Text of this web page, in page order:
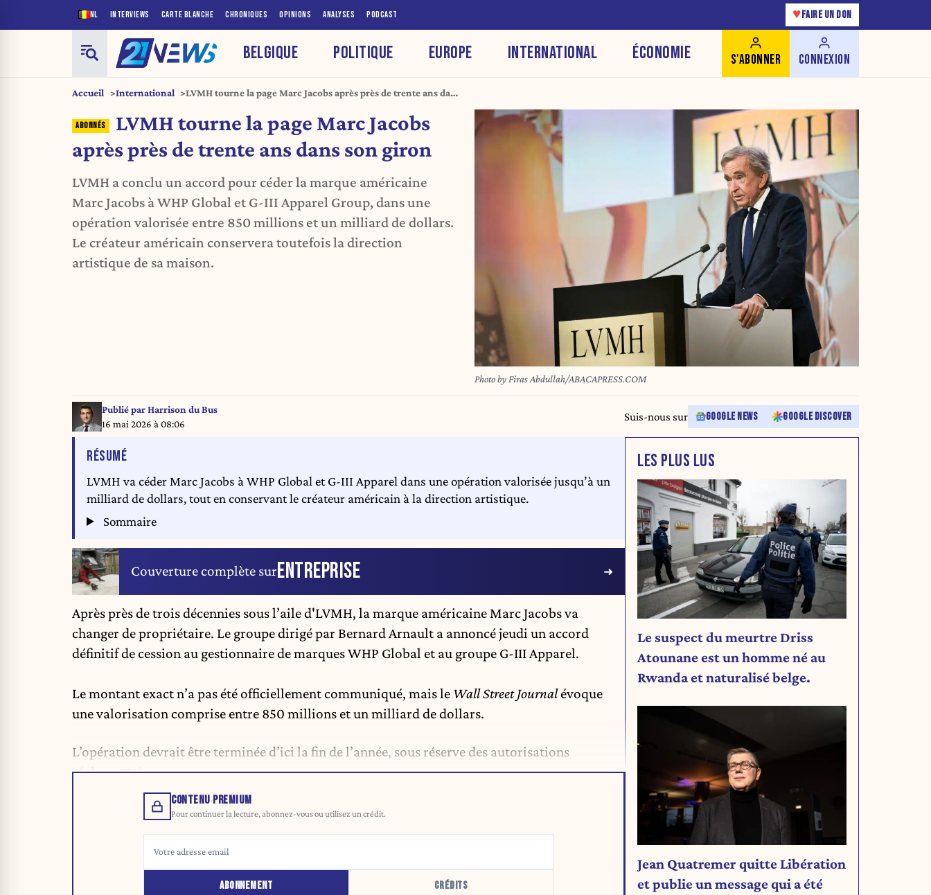
NL INTERVIEWS CARTE BLANCHE CHRONIQUES OPINIONS ANALYSES PODCAST ♥ FAIRE UN DON
BELGIQUE POLITIQUE EUROPE INTERNATIONAL ÉCONOMIE S'ABONNER CONNEXION
Accueil International
LVMH tourne la page Marc Jacobs après près de trente ans dans
LVMH tourne la page Marc Jacobs
après près de trente ans dans son giron
LVMH a conclu un accord pour céder la marque américaine
Marc Jacobs à WHP Global et G-III Apparel Group, dans une
opération valorisée entre 850 millions et un milliard de dollars.
Le créateur américain conservera toutefois la direction
artistique de sa maison.
Photo by Firas Abdullah/ABACAPRESS.COM
Publié parHarrison du Bus
16 mai 2026 à 08:06
Suis-nous sur GOOGLE NEWS GOOGLE DISCOVER
RÉSUMÉDE L'ARTICLE
LVMH va céder Marc Jacobs à WHP Global et G-III Apparel dans une opération valorisée jusqu’à un
milliard de dollars, tout en conservant le créateur américain à la direction artistique.
Sommaire
Couverture complète surENTREPRISE
Après près de trois décennies sous l’aile d'LVMH, la marque américaine Marc Jacobs va
changer de propriétaire. Le groupe dirigé par Bernard Arnault a annoncé jeudi un accord
définitif de cession au gestionnaire de marques WHP Global et au groupe G-III Apparel.
Le montant exact n’a pas été officiellement communiqué, mais le Wall Street Journalévoque
une valorisation comprise entre 850 millions et un milliard de dollars.
L’opération devrait être terminée d’ici la fin de l’année, sous réserve des autorisations
réglementaires.
CONTENU PREMIUM
Pour continuer la lecture, abonnez-vous ou utilisez un crédit.
ABONNEMENT CRÉDITS
LES PLUS LUS
Le suspect du meurtre Driss
Atounane est un homme né au
Rwanda et naturalisé belge.
Jean Quatremer quitte Libération
et publie un message qui a été